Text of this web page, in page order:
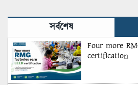
সর্বশেষ
Four more
certification